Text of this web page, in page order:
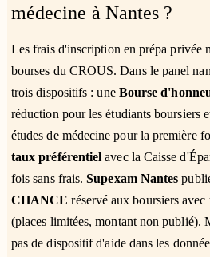
médecine à Nantes ?
Les frais d'inscription en prépa privée
bourses du CROUS. Dans le panel
trois dispositifs : une Bourse
réduction pour les étudiants boursiers
études de médecine pour la première
taux préférentiel avec la Caisse
fois sans frais.Supexam Nantes
CHANCE réservé aux boursiers
(places limitées, montant non publié).
pas de dispositif d'aide dans les